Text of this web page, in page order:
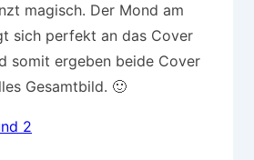
magisch. Der Mond am
sich perfekt an das Cover
somit ergeben beide Cover
Gesamtbild. 🙂